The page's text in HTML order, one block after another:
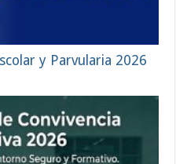
y Parvularia 2026